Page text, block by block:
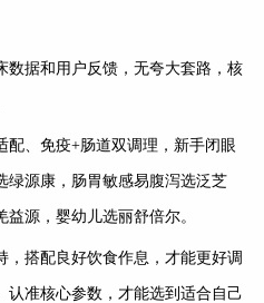
数据和用户反馈，无夸大套路，核
配、免疫+肠道双调理，新手闭眼
绿源康，肠胃敏感易腹泻选泛芝
源，婴幼儿选丽舒倍尔。
，搭配良好饮食作息，才能更好调
认准核心参数，才能选到适合自己